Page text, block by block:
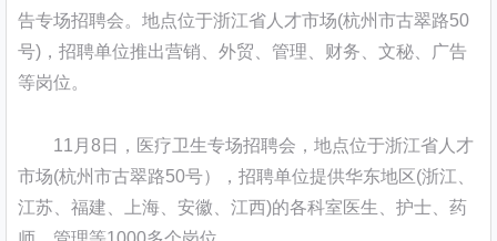
告专场招聘会。地点位于浙江省人才市场(杭州市古翠路50
号)，招聘单位推出营销、外贸、管理、财务、文秘、广告
等岗位。
11月8日，医疗卫生专场招聘会，地点位于浙江省人才
市场(杭州市古翠路50号），招聘单位提供华东地区(浙江、
江苏、福建、上海、安徽、江西)的各科室医生、护士、药